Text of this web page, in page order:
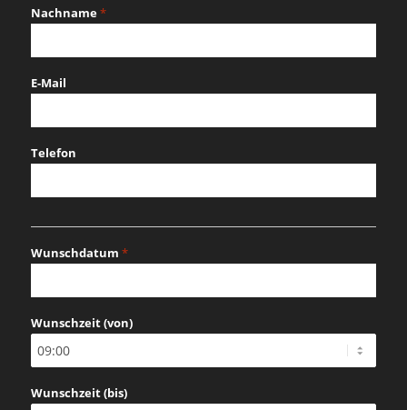
Nachname*
E-Mail
Telefon
Wunschdatum *
TT
Schrägstrich
JJJJ
Wunschzeit (von)
Wunschzeit (bis)